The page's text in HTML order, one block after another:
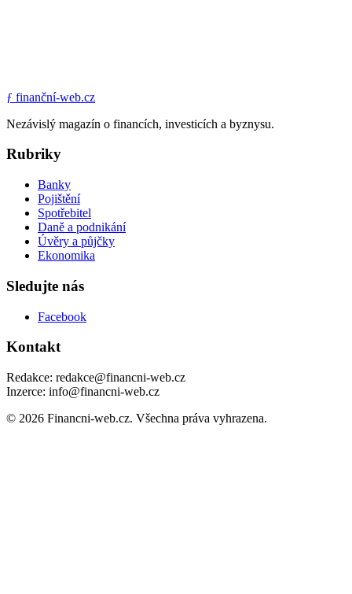
ƒ finanční-web.cz
Nezávislý magazín o financích, investicích a byznysu.
Rubriky
Banky
Pojištění
Spotřebitel
Daně a podnikání
Úvěry a půjčky
Ekonomika
Sledujte nás
Facebook
Kontakt
Redakce: redakce@financni-web.cz
Inzerce: info@financni-web.cz
© 2026 Financni-web.cz. Všechna práva vyhrazena.